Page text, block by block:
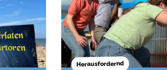
Herausfordernd